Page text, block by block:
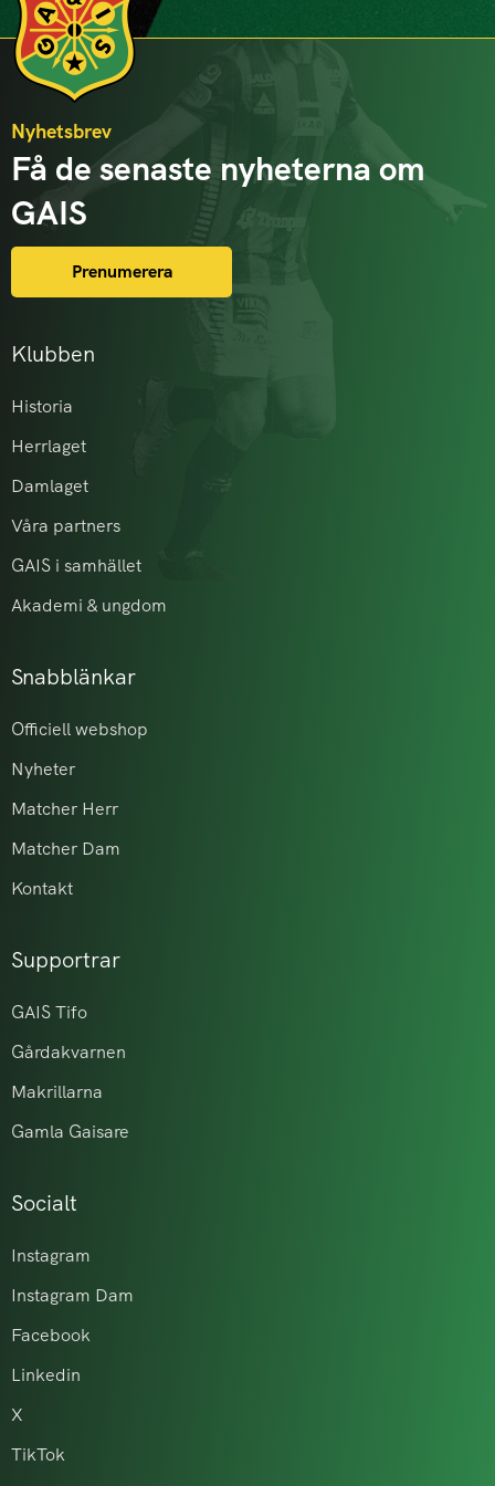
Klubben
Historia
Herrlaget
Damlaget
Våra partners
GAIS i samhället
Akademi & ungdom
Snabblänkar
Officiell webshop
Nyheter
Matcher Herr
Matcher Dam
Kontakt
Supportrar
GAIS Tifo
Gårdakvarnen
Makrillarna
Gamla Gaisare
Socialt
Instagram
Instagram Dam
Facebook
Linkedin
X
TikTok
Nyhetsbrev
Få de senaste nyheterna om
GAIS
Prenumerera